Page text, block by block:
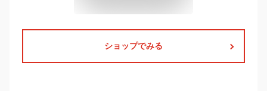
ショップでみる